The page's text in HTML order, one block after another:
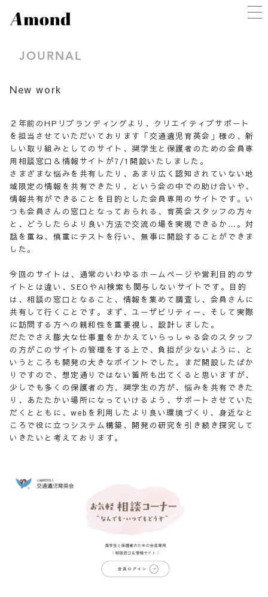
JOURNAL
New work
２年前のHPリブランディングより、クリエイティブサポート
を担当させていただいております「交通遺児育英会」様の、新
しい取り組みとしてのサイト、奨学生と保護者のための会員専
用相談窓口＆情報サイトが7/1開設いたしました。
さまざまな悩みを共有したり、あまり広く認知されていない地
域限定の情報を共有できたり、という会の中での助け合いや、
情報共有ができることを目的とした会員専用のサイトです。い
つも会員さんの窓口となっておられる、育英会スタッフの方々
と、どうしたらより良い方法で交流の場を実現できるか…。対
話を重ね、慎重にテストを行い、無事に開設することができま
した。
今回のサイトは、通常のいわゆるホームページや営利目的のサ
イトとは違い、SEOやAI検索も関与しないサイトです。目的
は、相談の窓口となること、情報を集めて調査し、会員さんに
共有して行くことです。まず、ユーザビリティー、そして実際
に訪問する方への親和性を重要視し、設計しました。
だたでさえ膨大な仕事量をかかえていらっしゃる会のスタッフ
の方がこのサイトの管理をする上で、負担が少ないように、と
いうところも開発の大きなポイントでした。まだ開設したばか
りですので、想定通りではない箇所も出てくると思いますが、
少しでも多くの保護者の方、奨学生の方が、悩みを共有できた
り、あたたかい場所になっていけるよう、サポートさせていた
だくとともに、webを利用したより良い環境づくり、身近なと
ころで役に立つシステム構築、開発の研究を引き続き探究して
いきたいと考えております。